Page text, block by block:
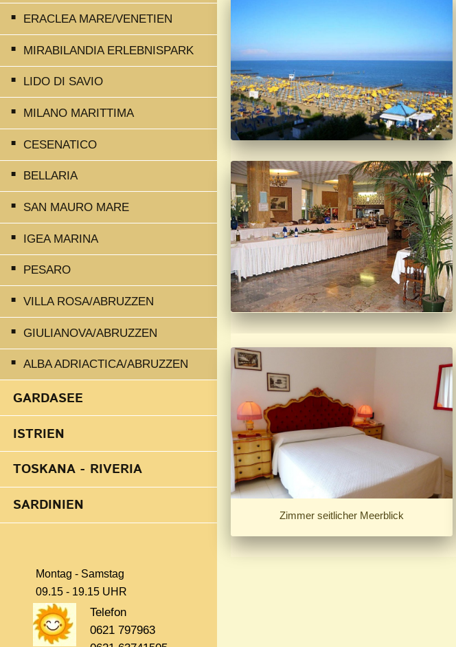
ERACLEA MARE/VENETIEN
MIRABILANDIA ERLEBNISPARK
LIDO DI SAVIO
MILANO MARITTIMA
CESENATICO
BELLARIA
SAN MAURO MARE
IGEA MARINA
PESARO
VILLA ROSA/ABRUZZEN
GIULIANOVA/ABRUZZEN
ALBA ADRIACTICA/ABRUZZEN
GARDASEE
ISTRIEN
TOSKANA - RIVERIA
SARDINIEN
Montag - Samstag
09.15 - 19.15 UHR
Telefon
0621 797963
Zimmer seitlicher Meerblick